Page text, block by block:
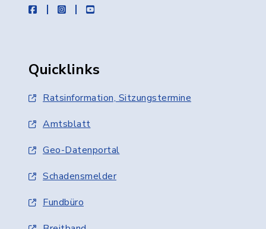
facebookinstagramyoutube
Quicklinks
Ratsinformation, Sitzungstermine
Amtsblatt
Geo-Datenportal
Schadensmelder
Fundbüro